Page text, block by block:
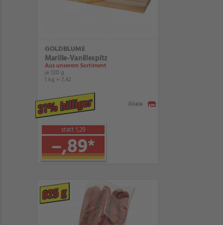
GOLDBLUME
Marille-Vanillespitz
Aus unserem Sortiment
je 120 g
1 kg = 7,42
31% billiger
statt 1,29
–,89*
Filiale
825 g